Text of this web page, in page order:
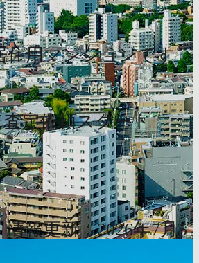
住用マンションです
定依頼スタート
情報更新：2026年7月5